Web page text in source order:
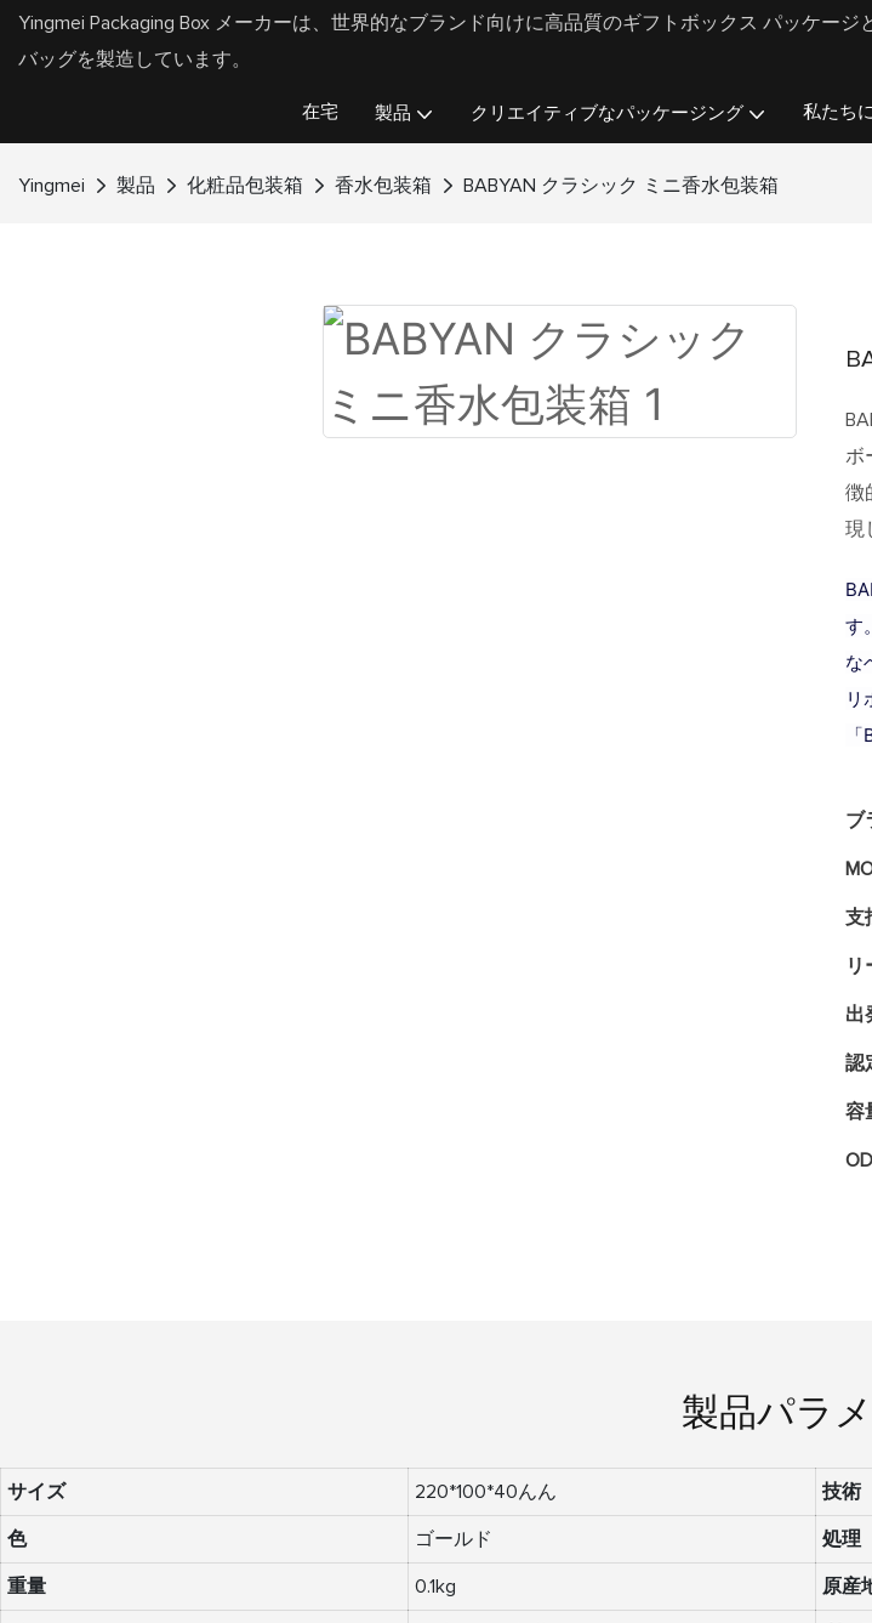
Yingmei Packaging Box メーカーは、世界的なブランド向けに高品質のギフトボックス パッケージ
バッグを製造しています。
在宅 製品 クリエイティブなパッケージング 私たち
Yingmei 製品 化粧品包装箱 香水包装箱 BABYAN クラシック ミニ香水包装箱
ボ
徴
現
す
な
リ
ブ
支
リ
出
認
容
製品パラ
サイズ 220*100*40んん 技術
色 ゴールド 処理
重量 0.1kg 原産